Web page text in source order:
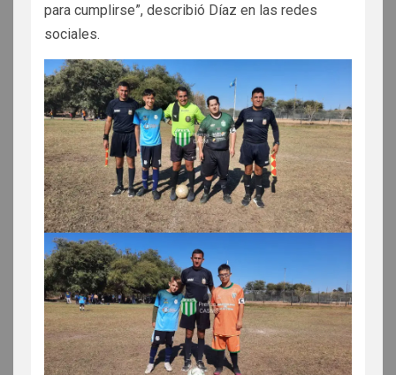
para cumplirse”, describió Díaz en las redes
sociales.